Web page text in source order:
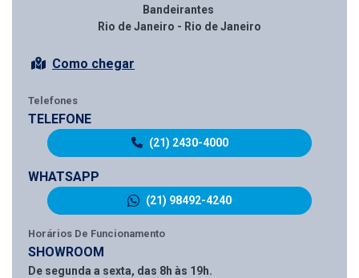
Bandeirantes
Rio de Janeiro - Rio de Janeiro
Como chegar
Telefones
TELEFONE
(21) 2430-4000
WHATSAPP
(21) 98492-4240
Horários De Funcionamento
SHOWROOM
De segunda a sexta, das 8h às 19h.